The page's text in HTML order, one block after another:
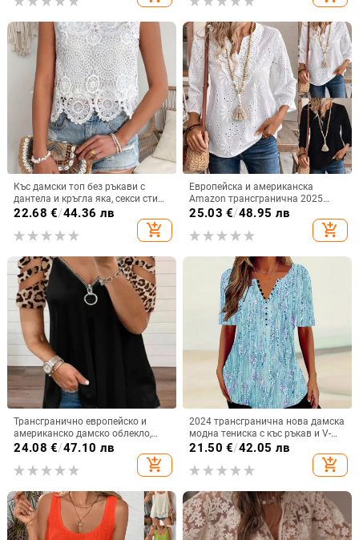
Къс дамски топ без ръкави с
дантела и кръгла яка, секси стил,
кратък дизайн; съдържание на
22.68 €/44.36 лв
add_shopping_cart
Европейска и американска
Amazon трансгранична 2025
пролетно-летна нова дамска топ
хлабава V-образно деколте рог
ръкав дантела бродирана риза
25.03 €/48.95 лв
add_shopping_cart
Трансгранично европейско и
американско дамско облекло,
големи размери, нови топове с
леопардов принт и V-образно
деколте, къси ръкави
24.08 €/47.10 лв
add_shopping_cart
2024 трансгранична нова дамска
модна тениска с къс ръкав и V-
образно деколте, градиент и
21.50 €/42.05 лв
add_shopping_cart